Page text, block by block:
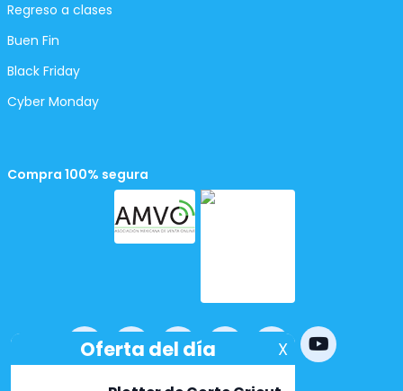
Regreso a clases
Buen Fin
Black Friday
Cyber Monday
Compra 100% segura